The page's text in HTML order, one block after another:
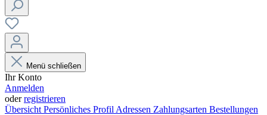
Menü schließen
Ihr Konto
Anmelden
oderregistrieren
Übersicht Persönliches Profil Adressen Zahlungsarten Bestellungen